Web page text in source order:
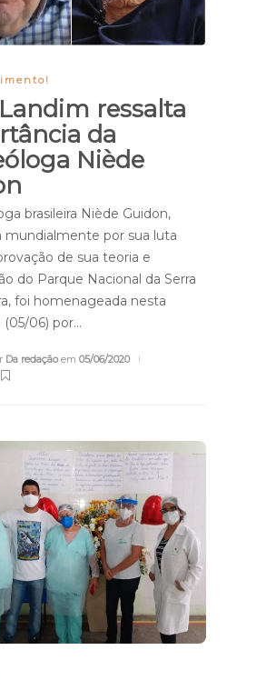
ressalta
da
Niède
brasileira Niède Guidon,
mundialmente por sua luta
de sua teoria e
do Parque Nacional da Serra
foi homenageada nesta
(05/06) por…
Da redaçãoem 05/06/2020